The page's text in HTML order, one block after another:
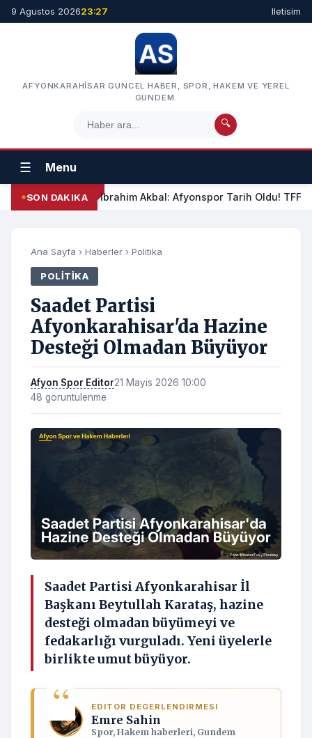
9 Agustos 202623:27 Iletisim
AFYONKARAHISAR GUNCEL HABER, SPOR, HAKEM VE YEREL
GUNDEM.
🔍
☰ Menu
SON DAKIKA İbrahim Akbal: Afyonspor Tarih Oldu! TFF
Ana Sayfa › Haberler › Politika
POLITIKA
Saadet Partisi
Afyonkarahisar'da Hazine
Desteği Olmadan Büyüyor
Afyon Spor Editor21 Mayis 2026 10:00
48 goruntulenme
Saadet Partisi Afyonkarahisar İl
Başkanı Beytullah Karataş, hazine
desteği olmadan büyümeyi ve
fedakarlığı vurguladı. Yeni üyelerle
birlikte umut büyüyor.
EDITOR DEGERLENDIRMESI
Emre Sahin
Spor, Hakem haberleri, Gundem